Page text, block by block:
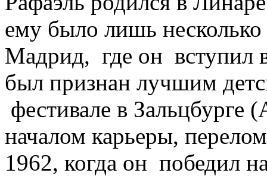
ему было лишь несколько
Мадрид, где он вступил
был признан лучшим
фестивале в Зальцбурге
началом карьеры,
1962, когда он победил